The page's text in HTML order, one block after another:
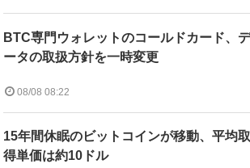
BTC専門ウォレットのコールドカード、デ
ータの取扱方針を一時変更
08/08 08:22
15年間休眠のビットコインが移動、平均取
得単価は約10ドル